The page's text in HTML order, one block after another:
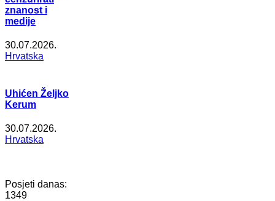
znanost i
medije
30.07.2026.
Hrvatska
Uhićen Željko
Kerum
30.07.2026.
Hrvatska
Posjeti danas:
1349